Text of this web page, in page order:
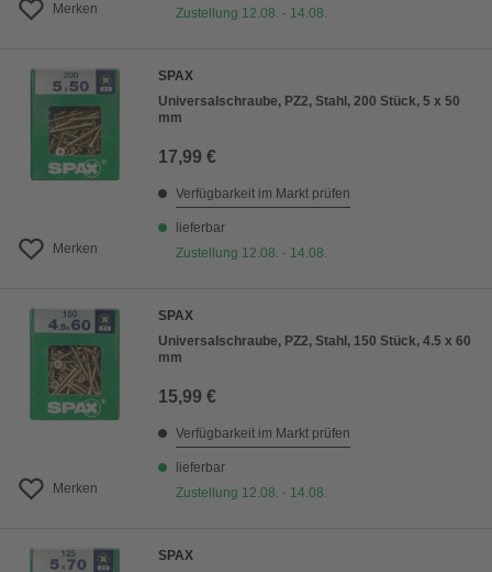
Merken
Zustellung 12.08. - 14.08.
Merken
SPAX
Universalschraube, PZ2, Stahl, 200 Stück, 5 x 50
mm
17,99 €
Verfügbarkeit im Markt prüfen
lieferbar
Zustellung 12.08. - 14.08.
Merken
SPAX
Universalschraube, PZ2, Stahl, 150 Stück, 4.5 x 60
mm
15,99 €
Verfügbarkeit im Markt prüfen
lieferbar
Zustellung 12.08. - 14.08.
SPAX